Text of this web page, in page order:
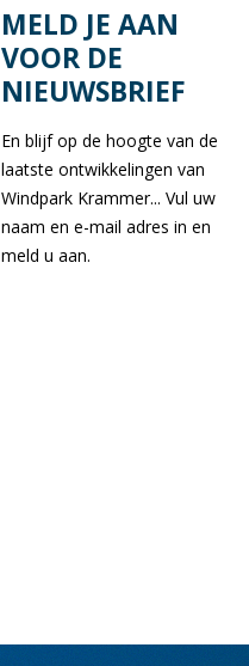
MELD JE AAN
VOOR DE
NIEUWSBRIEF
En blijf op de hoogte van de
laatste ontwikkelingen van
Windpark Krammer... Vul uw
naam en e-mail adres in en
meld u aan.